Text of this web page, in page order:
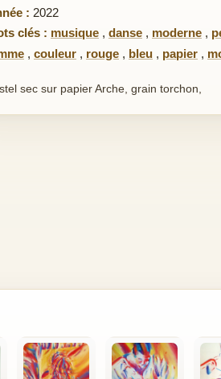
: 2022
clés : musique , danse , moderne ,
, couleur , rouge , bleu , papier ,
sec sur papier Arche, grain torchon,